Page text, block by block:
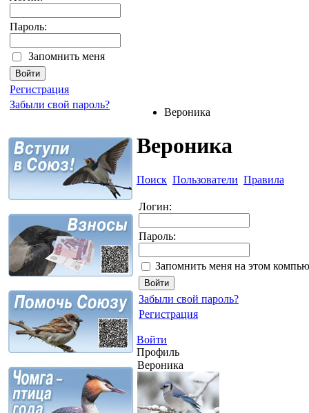
Пароль:
Запомнить меня
Регистрация
Забыли свой пароль?
Вероника
Вероника
Поиск Пользователи Правила
Логин:
Пароль:
Запомнить меня на этом
Забыли свой пароль?
Регистрация
Войти
Профиль
Вероника